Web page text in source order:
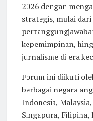
2026 dengan
strategis, mulai
kepemimpinan,
jurnalisme di era
Forum ini diikuti
berbagai negara
Indonesia,
Singapura, Filipina,